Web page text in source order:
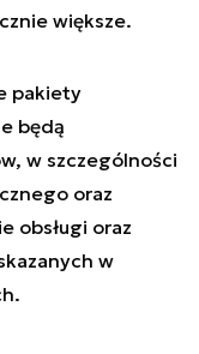
większe.
pakiety
będą
w szczególności
oraz
obsługi oraz
w